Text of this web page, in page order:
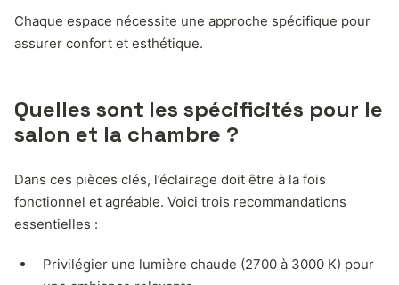
Chaque espace nécessite une approche spécifique pour
assurer confort et esthétique.
Quelles sont les spécificités pour le
salon et la chambre ?
Dans ces pièces clés, l’éclairage doit être à la fois
fonctionnel et agréable. Voici trois recommandations
essentielles :
Privilégier une lumière chaude (2700 à 3000 K) pour